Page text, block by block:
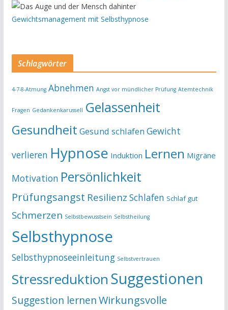
Gewichtsmanagement mit Selbsthypnose
Schlagwörter
4-7-8-Atmung Abnehmen Angst vor mündlicher Prüfung Atemtechnik
Fragen Gedankenkarussell Gelassenheit
Gesundheit Gesund schlafen Gewicht
verlieren Hypnose Induktion Lernen Migräne
Motivation Persönlichkeit
Prüfungsangst Resilienz Schlafen Schlaf gut
Schmerzen Selbstbewusstsein Selbstheilung
Selbsthypnose
Selbsthypnoseeinleitung Selbstvertrauen
StressreduktionSuggestionen
Suggestion lernenWirkungsvolle